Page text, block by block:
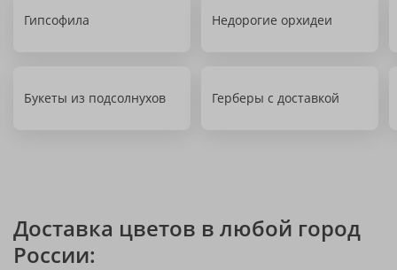
Гипсофила Недорогие орхидеи
Букеты из подсолнухов Герберы с доставкой
Доставка цветов в любой город
России: